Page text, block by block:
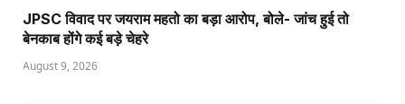
JPSC विवाद पर जयराम महतो का बड़ा आरोप, बोले- जांच हुई तो
बेनकाब होंगे कई बड़े चेहरे
August 9, 2026